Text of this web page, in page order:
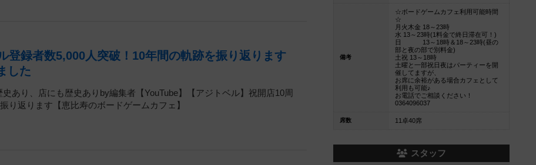
登録者数5,000人突破！10年間の軌跡を振り返ります
した
あり、店にも歴史ありby編集者【YouTube】【アジトベル】祝開店10周
り返ります【恵比寿のボードゲームカフェ】
備考
☆ボードゲームカフェ利用可能時間
☆
月火木金 18～23時
水 13～23時(1料金で終日滞在可！)
日 13～18時＆18～23時(昼の
部と夜の部で別料金)
土祝 13～18時
土曜と一部祝日夜はパーティーを開
催してますが、
お席に余裕がある場合カフェとして
利用も可能♪
お電話でご相談ください！
0364096037
席数 11卓40席
スタッフ